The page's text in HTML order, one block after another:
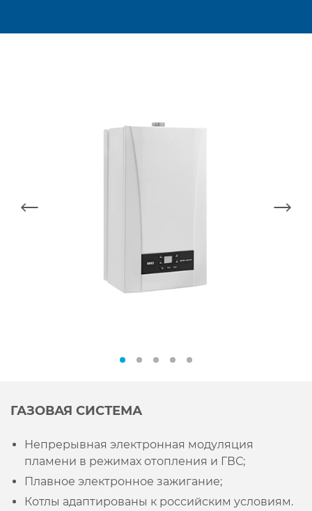
ГАЗОВАЯ СИСТЕМА
Непрерывная электронная модуляция
пламени в режимах отопления и ГВС;
Плавное электронное зажигание;
Котлы адаптированы к российским условиям.